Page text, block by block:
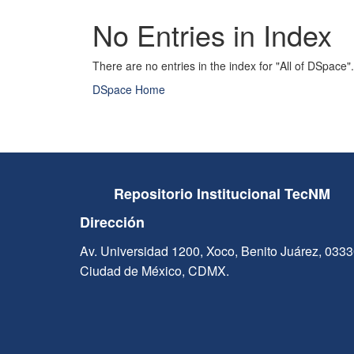
No Entries in Index
There are no entries in the index for "All of DSpace".
DSpace Home
Repositorio Institucional TecNM
Dirección
Av. Universidad 1200, Xoco, Benito Juárez,
Ciudad de México, CDMX.